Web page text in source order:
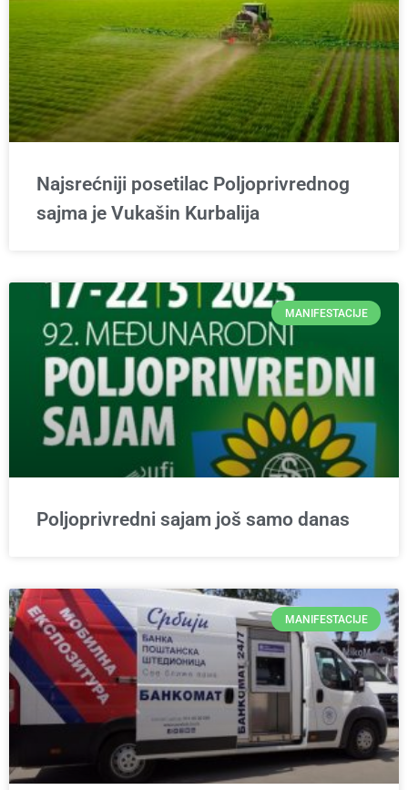
Najsrećniji posetilac Poljoprivrednog
sajma je Vukašin Kurbalija
MANIFESTACIJE
Poljoprivredni sajam još samo danas
MANIFESTACIJE